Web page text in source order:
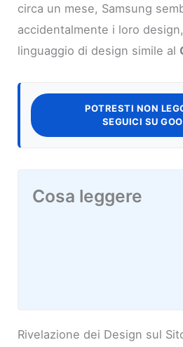
circa un mese, Samsung
accidentalmente i loro
linguaggio di design simile al
POTRESTI NON
SEGUICI SU
Cosa leggere
Rivelazione dei Design sul